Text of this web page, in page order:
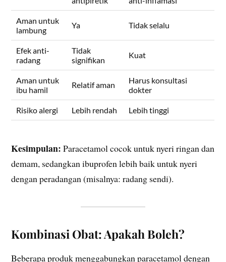
Aman untuk
lambung
Ya Tidak selalu
Efek anti-
radang
Tidak
signifikan
Kuat
Aman untuk
ibu hamil
Relatif aman
Harus konsultasi
dokter
Risiko alergi Lebih rendah Lebih tinggi
Kesimpulan: Paracetamol cocok untuk nyeri ringan dan
demam, sedangkan ibuprofen lebih baik untuk nyeri
dengan peradangan (misalnya: radang sendi).
Kombinasi Obat: Apakah Boleh?
Beberapa produk menggabungkan paracetamol dengan